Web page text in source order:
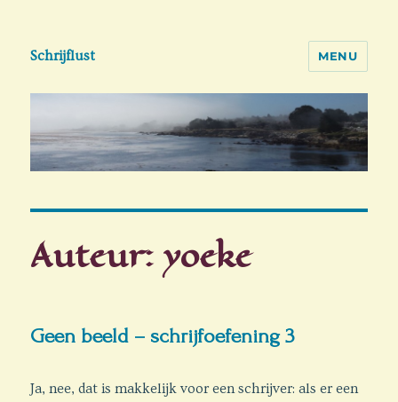
Schrijflust MENU
Auteur: yoeke
Geen beeld – schrijfoefening 3
Ja, nee, dat is makkelijk voor een schrijver: als er een